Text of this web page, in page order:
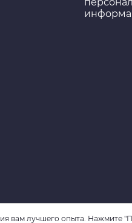
вам лучшего опыта. Нажмите